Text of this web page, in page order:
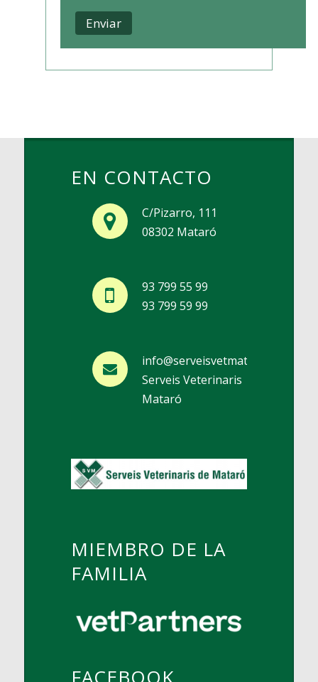
EN CONTACTO
C/Pizarro, 111
08302 Mataró
93 799 55 99
93 799 59 99
info@serveisvetmat.com
Serveis Veterinaris
Mataró
MIEMBRO DE LA
FAMILIA